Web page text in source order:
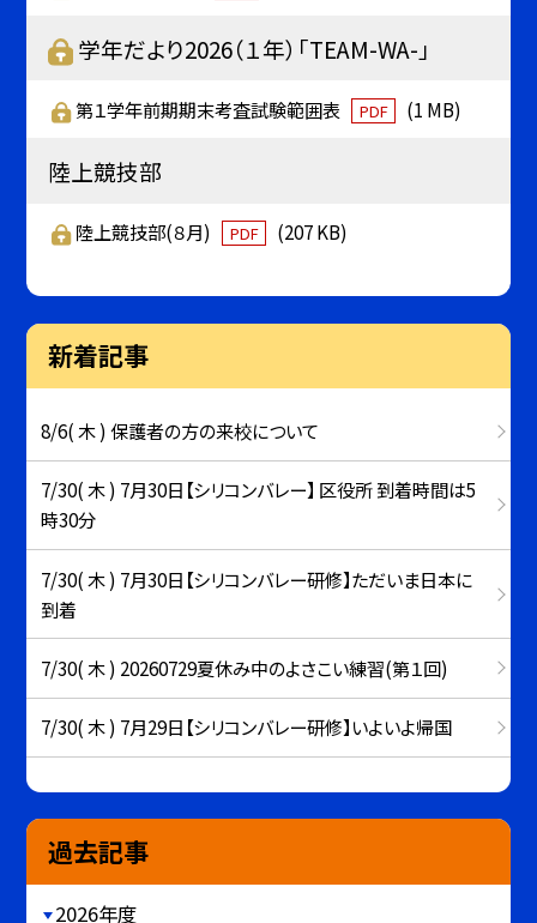
学年だより2026（１年）「TEAM-WA-」
第１学年前期期末考査試験範囲表 PDF (1 MB)
陸上競技部
陸上競技部(８月) PDF (207 KB)
新着記事
8/6( 木 ) 保護者の方の来校について
7/30( 木 ) 7月30日【シリコンバレー】 区役所 到着時間は5
時30分
7/30( 木 ) 7月30日【シリコンバレー研修】ただいま日本に
到着
7/30( 木 ) 20260729夏休み中のよさこい練習(第１回)
7/30( 木 ) 7月29日【シリコンバレー研修】いよいよ帰国
過去記事
2026年度